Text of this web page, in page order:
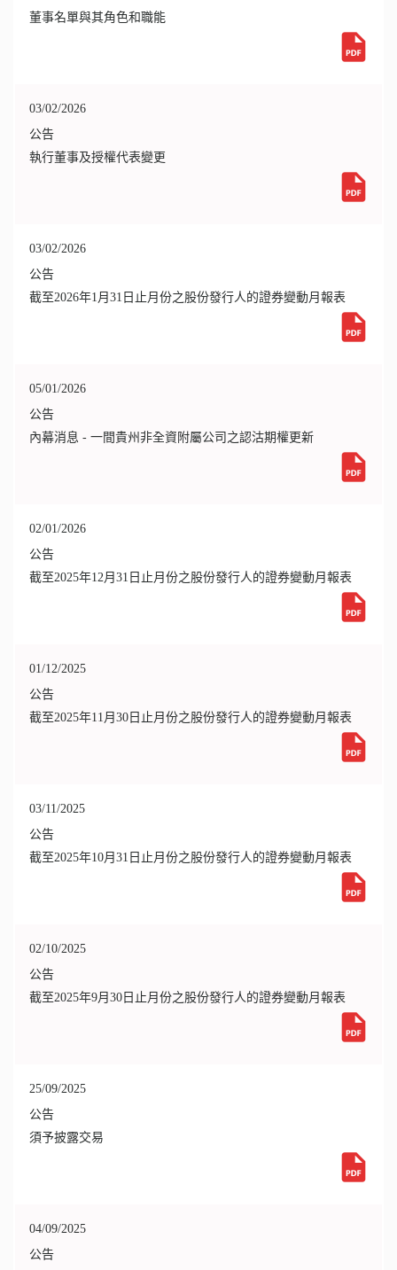
董事名單與其角色和職能
03/02/2026
公告
執行董事及授權代表變更
03/02/2026
公告
截至2026年1月31日止月份之股份發行人的證券變動月報表
05/01/2026
公告
內幕消息 - 一間貴州非全資附屬公司之認沽期權更新
02/01/2026
公告
截至2025年12月31日止月份之股份發行人的證券變動月報表
01/12/2025
公告
截至2025年11月30日止月份之股份發行人的證券變動月報表
03/11/2025
公告
截至2025年10月31日止月份之股份發行人的證券變動月報表
02/10/2025
公告
截至2025年9月30日止月份之股份發行人的證券變動月報表
25/09/2025
公告
須予披露交易
04/09/2025
公告